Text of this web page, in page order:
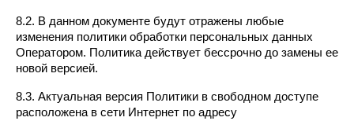
8.2. В данном документе будут отражены любые
изменения политики обработки персональных данных
Оператором. Политика действует бессрочно до замены ее
новой версией.
8.3. Актуальная версия Политики в свободном доступе
расположена в сети Интернет по адресу